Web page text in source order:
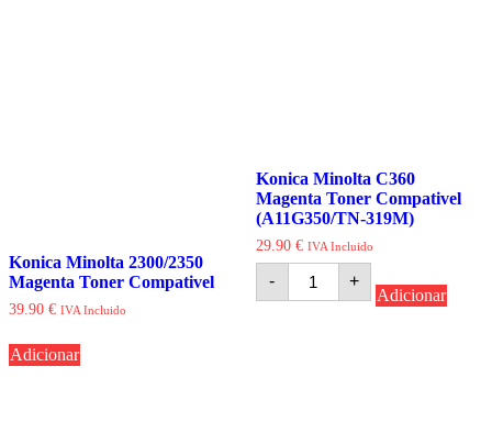
Konica Minolta 2300/2350
Magenta Toner Compativel
39.90 € IVA Incluido
Adicionar
Konica Minolta C360
Magenta Toner Compativel
(A11G350/TN-319M)
29.90 € IVA Incluido
-
Quantidade
Konica
+
Adicionar